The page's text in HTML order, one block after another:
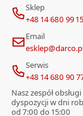
Sklep
+48 14 680 99 15
Email
Serwis
+48 14 680 90
Nasz zespół
dyspozycji w dni
od 7:00 do 15:00